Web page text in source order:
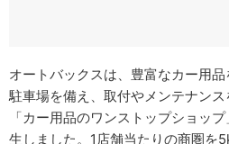
オートバックスは、豊富なカー用
駐車場を備え、取付やメンテナン
「カー用品のワンストップショッ
生しました。1店舗当たりの商圏を